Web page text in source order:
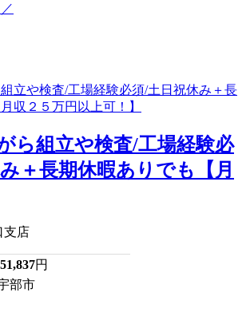
ら組立や検査/工場経験必
＋長期休暇ありでも【月
支店
円
部市